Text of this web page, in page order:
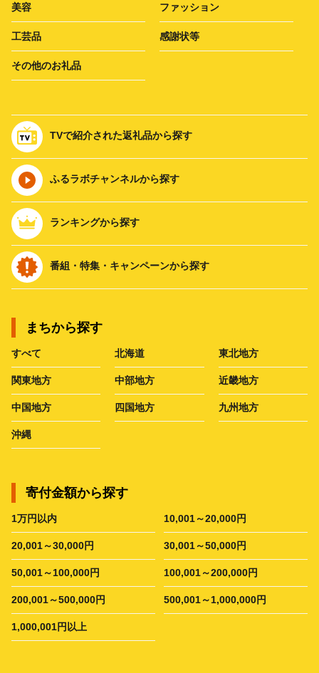
美容 ファッション
工芸品 感謝状等
その他のお礼品
TVで紹介された返礼品から探す
ふるラボチャンネルから探す
ランキングから探す
番組・特集・キャンペーンから探す
まちから探す
すべて 北海道 東北地方
関東地方 中部地方 近畿地方
中国地方 四国地方 九州地方
沖縄
寄付金額から探す
1万円以内 10,001～20,000円
20,001～30,000円 30,001～50,000円
50,001～100,000円 100,001～200,000円
200,001～500,000円 500,001～1,000,000円
1,000,001円以上